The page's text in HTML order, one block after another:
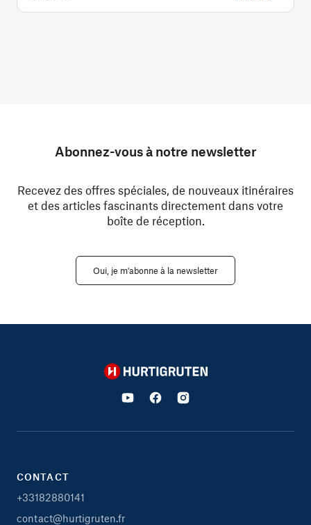
Abonnez-vous à notre newsletter
Recevez des offres spéciales, de nouveaux itinéraires
et des articles fascinants directement dans votre
boîte de réception.
Oui, je m'abonne à la newsletter
Hurtigruten
CONTACT
+33182880141
contact@hurtigruten.fr